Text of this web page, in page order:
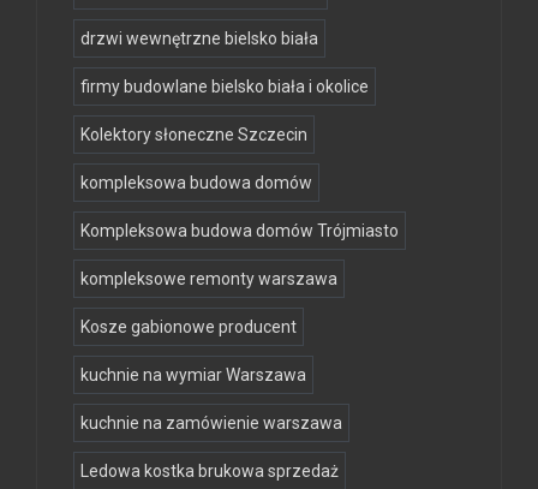
drzwi wewnętrzne bielsko biała
firmy budowlane bielsko biała i okolice
Kolektory słoneczne Szczecin
kompleksowa budowa domów
Kompleksowa budowa domów Trójmiasto
kompleksowe remonty warszawa
Kosze gabionowe producent
kuchnie na wymiar Warszawa
kuchnie na zamówienie warszawa
Ledowa kostka brukowa sprzedaż